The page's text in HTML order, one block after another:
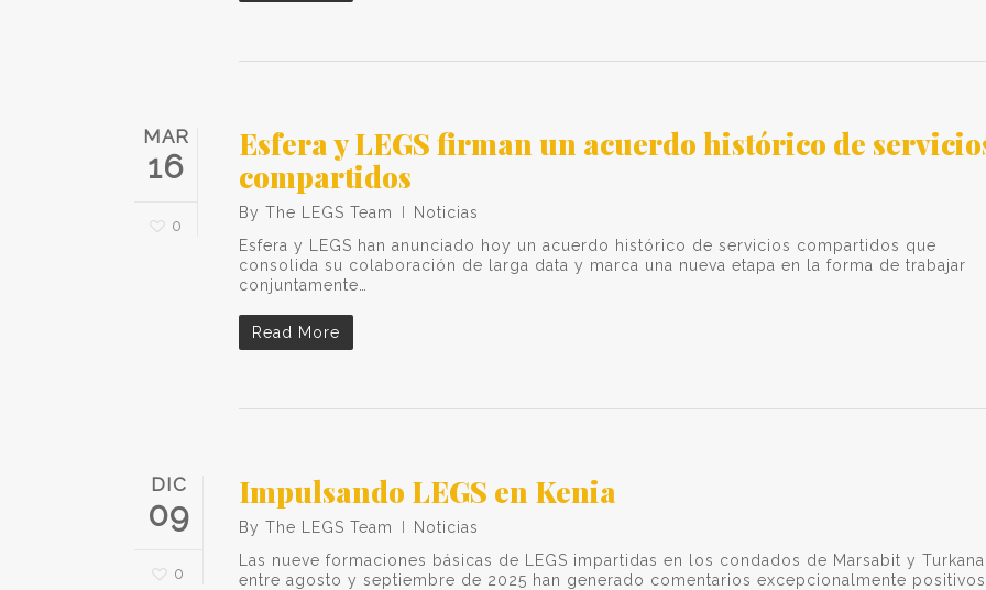
MAR
16
0
Esfera y LEGS firman un acuerdo histórico de
compartidos
By The LEGS Team
Noticias
Esfera y LEGS han anunciado hoy un acuerdo histórico de servicios compartidos que
consolida su colaboración de larga data y marca una nueva etapa en la forma de trabajar
conjuntamente…
Read More
DIC
09
0
Impulsando LEGS en Kenia
By The LEGS Team
Noticias
Las nueve formaciones básicas de LEGS impartidas en los condados de Marsabit y Turkana
entre agosto y septiembre de 2025 han generado comentarios excepcionalmente